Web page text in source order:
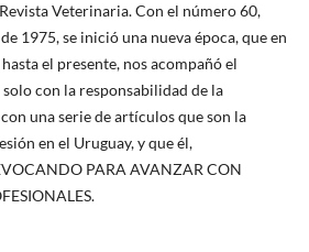
Veterinaria. Con el número 60,
1975, se inició una nueva época, que en
el presente, nos acompañó el
con la responsabilidad de la
una serie de artículos que son la
en el Uruguay, y que él,
PARA AVANZAR CON